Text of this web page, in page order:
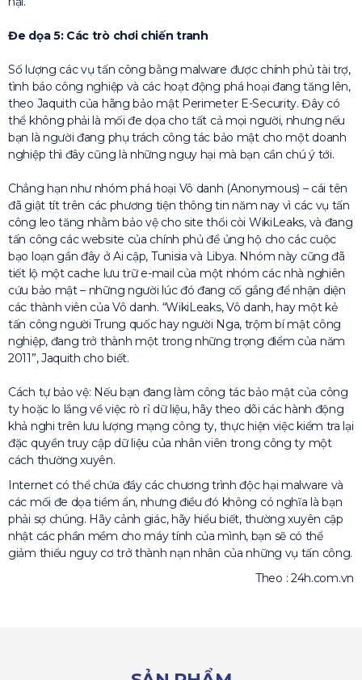
Đe dọa 5: Các trò chơi chiến tranh
Số lượng các vụ tấn công bằng malware được chính phủ tài trợ,
tình báo công nghiệp và các hoạt động phá hoại đang tăng lên,
theo Jaquith của hãng bảo mật Perimeter E-Security. Đây có
thể không phải là mối đe dọa cho tất cả mọi người, nhưng nếu
bạn là người đang phụ trách công tác bảo mật cho một doanh
nghiệp thì đây cũng là những nguy hại mà bạn cần chú ý tới.
Chẳng hạn như nhóm phá hoại Vô danh (Anonymous) – cái tên
đã giật tít trên các phương tiện thông tin năm nay vì các vụ tấn
công leo tăng nhằm bảo vệ cho site thổi còi WikiLeaks, và đang
tấn công các website của chính phủ để ủng hộ cho các cuộc
bạo loạn gần đây ở Ai cập, Tunisia và Libya. Nhóm này cũng đã
tiết lộ một cache lưu trữ e-mail của một nhóm các nhà nghiên
cứu bảo mật – những người lúc đó đang cố gắng để nhận diện
các thành viên của Vô danh. “WikiLeaks, Vô danh, hay một kẻ
tấn công người Trung quốc hay người Nga, trộm bí mật công
nghiệp, đang trở thành một trong những trọng điểm của năm
2011”, Jaquith cho biết.
Cách tự bảo vệ: Nếu bạn đang làm công tác bảo mật của công
ty hoặc lo lắng về việc rò rỉ dữ liệu, hãy theo dõi các hành động
khả nghi trên lưu lượng mạng công ty, thực hiện việc kiểm tra lại
đặc quyền truy cập dữ liệu của nhân viên trong công ty một
cách thường xuyên.
Internet có thể chứa đầy các chương trình độc hại malware và
các mối đe dọa tiềm ẩn, nhưng điều đó không có nghĩa là bạn
phải sợ chúng. Hãy cảnh giác, hãy hiểu biết, thường xuyên cập
nhật các phần mềm cho máy tính của mình, bạn sẽ có thể
giảm thiểu nguy cơ trở thành nạn nhân của những vụ tấn công.
Theo : 24h.com.vn